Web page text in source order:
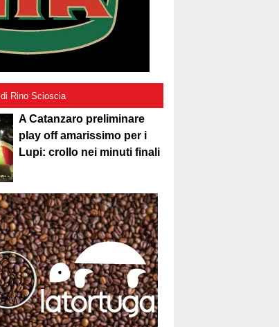
di Rino Scioscia
A Catanzaro preliminare
play off amarissimo per i
Lupi: crollo nei minuti finali